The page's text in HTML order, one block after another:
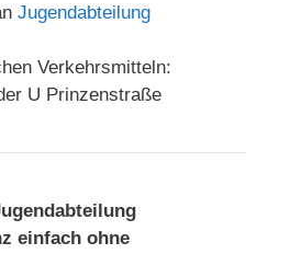
Jugendabteilung
Verkehrsmitteln:
U Prinzenstraße
einfach ohne